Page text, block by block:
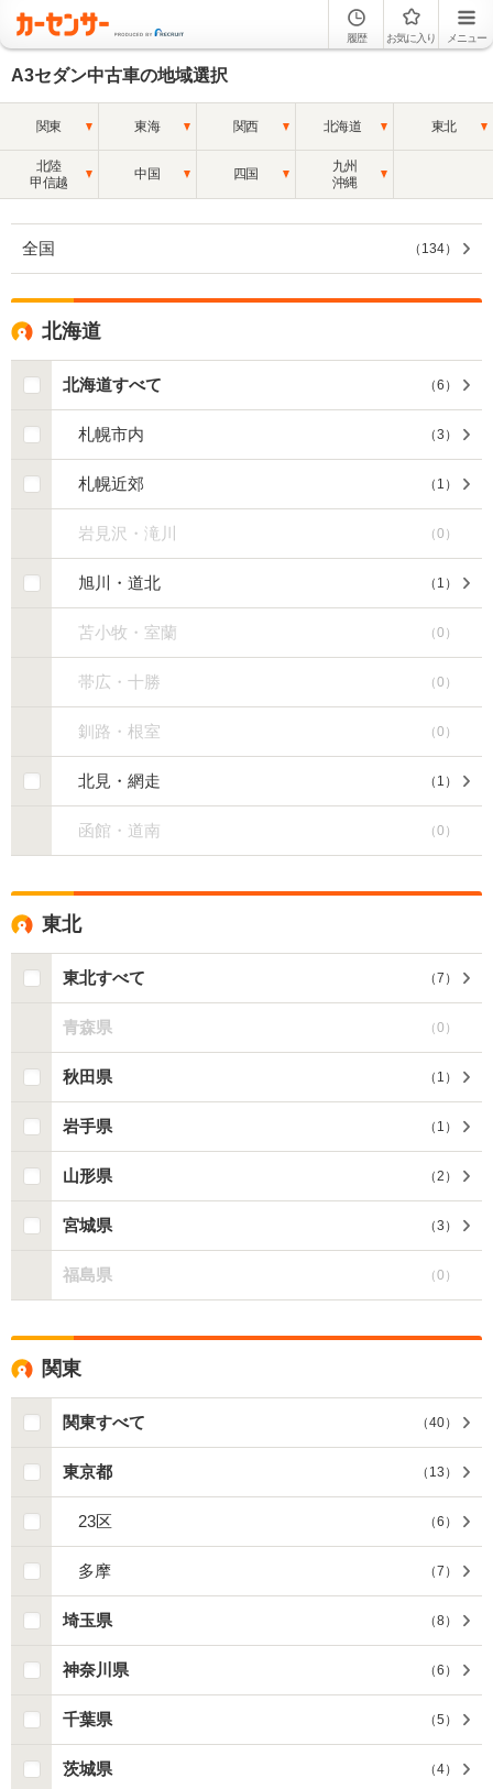
履歴 お気に入り メニュー
A3セダン中古車の地域選択
関東 東海 関西 北海道 東北
北陸
甲信越
中国 四国
九州
沖縄
全国 （ 134）
北海道
北海道すべて （6 ）
札幌市内 （3 ）
札幌近郊 （ 1 ）
岩見沢・滝川 （0 ）
旭川・道北 （ 1 ）
苫小牧・室蘭 （0 ）
帯広・十勝 （0 ）
釧路・根室 （0 ）
北見・網走 （ 1 ）
函館・道南 （0 ）
東北
東北すべて （7 ）
青森県 （0 ）
秋田県 （ 1 ）
岩手県 （ 1 ）
山形県 （2 ）
宮城県 （3 ）
福島県 （0 ）
関東
関東すべて （40）
東京都 （ 13 ）
23区 （6 ）
多摩 （7 ）
埼玉県 （8）
神奈川県 （6 ）
千葉県 （5 ）
茨城県 （4）